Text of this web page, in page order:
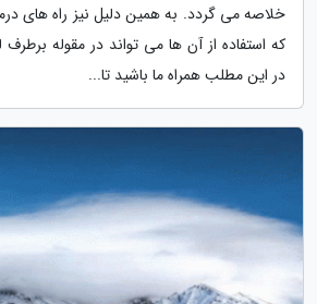
خلاصه می گردد. به همین دلیل نیز راه های
که استفاده از آن ها می تواند در مقوله
در این مطلب همراه ما باشید تا...